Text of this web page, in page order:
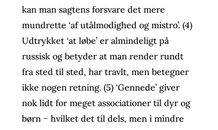
kan man sagtens forsvare det mere
mundrette ‘af utålmodighed og mistro’. (4)
Udtrykket ‘at løbe’ er almindeligt på
russisk og betyder at man render rundt
fra sted til sted, har travlt, men betegner
ikke nogen retning. (5) ‘Gennede’ giver
nok lidt for meget associationer til dyr og
børn − hvilket det til dels, men i mindre